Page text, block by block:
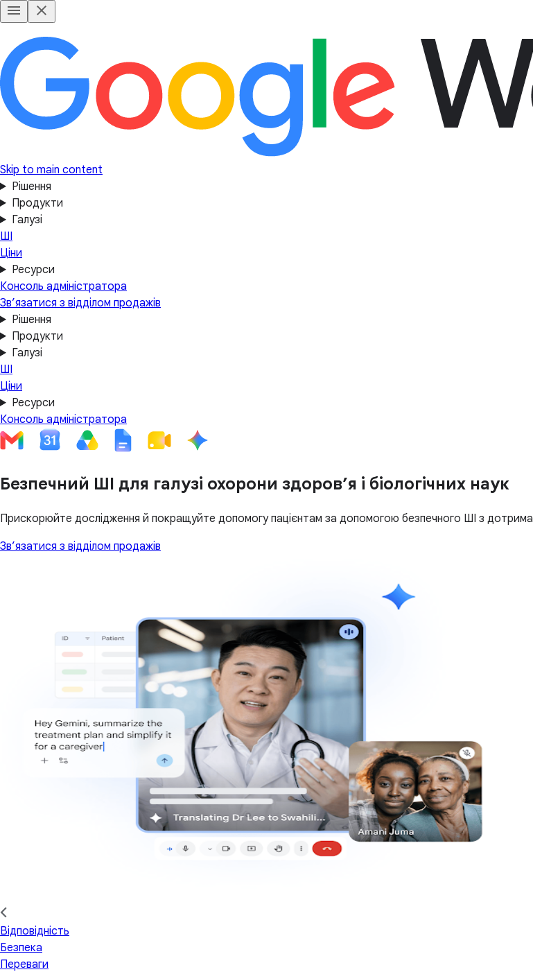
Skip to main content
Рішення
Продукти
Галузі
ШІ
Ціни
Ресурси
Консоль адміністратора
Зв’язатися з відділом продажів
Рішення
Продукти
Галузі
ШІ
Ціни
Ресурси
Консоль адміністратора
Безпечний ШІ для галузі охорони здоров’я і біологічних наук
Прискорюйте дослідження й покращуйте допомогу пацієнтам за допомогою безпечного ШІ з
Зв’язатися з відділом продажів
Відповідність
Безпека
Переваги